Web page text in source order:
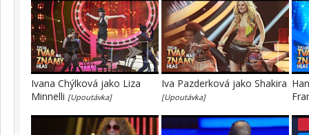
Ivana Chýlková jako Liza
Minnelli [Upoutávka]
Iva Pazderková jako Shakira
[Upoutávka]